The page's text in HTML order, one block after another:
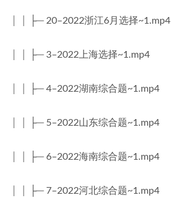
│ │ ├─ 20–2022浙江6月选择~1.mp4
│ │ ├─ 3–2022上海选择~1.mp4
│ │ ├─ 4–2022湖南综合题~1.mp4
│ │ ├─ 5–2022山东综合题~1.mp4
│ │ ├─ 6–2022海南综合题~1.mp4
│ │ ├─ 7–2022河北综合题~1.mp4